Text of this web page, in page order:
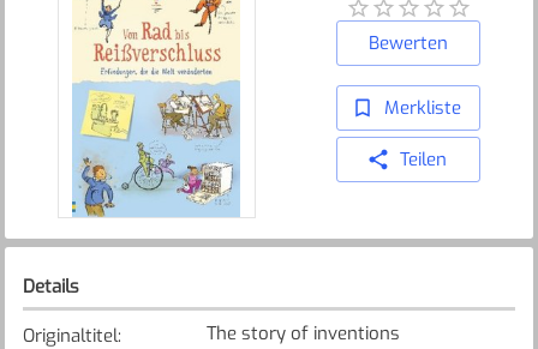
Bewerten
Merkliste
Teilen
Details
Originaltitel:
The story of inventions